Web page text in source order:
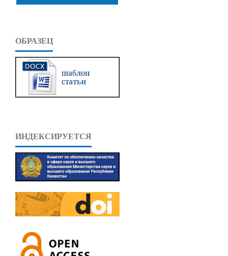
ОБРАЗЕЦ
ИНДЕКСИРУЕТСЯ